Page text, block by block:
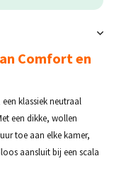
Comfort en
een klassiek neutraal
een dikke, wollen
toe aan elke kamer,
aansluit bij een scala